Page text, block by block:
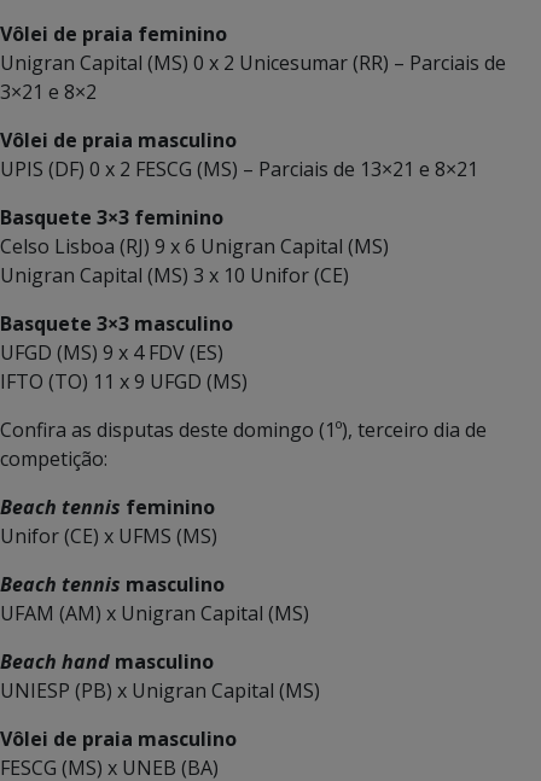
Vôlei de praia feminino
Unigran Capital (MS) 0 x 2 Unicesumar (RR) – Parciais de
3×21 e 8×2
Vôlei de praia masculino
UPIS (DF) 0 x 2 FESCG (MS) – Parciais de 13×21 e 8×21
Basquete 3×3 feminino
Celso Lisboa (RJ) 9 x 6 Unigran Capital (MS)
Unigran Capital (MS) 3 x 10 Unifor (CE)
Basquete 3×3 masculino
UFGD (MS) 9 x 4 FDV (ES)
IFTO (TO) 11 x 9 UFGD (MS)
Confira as disputas deste domingo (1º), terceiro dia de
competição:
Beach tennis feminino
Unifor (CE) x UFMS (MS)
Beach tennis masculino
UFAM (AM) x Unigran Capital (MS)
Beach hand masculino
UNIESP (PB) x Unigran Capital (MS)
Vôlei de praia masculino
FESCG (MS) x UNEB (BA)